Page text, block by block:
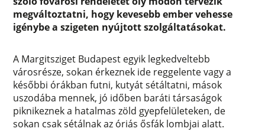
megváltoztatni, hogy kevesebb ember vehesse
igénybe a szigeten nyújtott szolgáltatásokat.
A Margitsziget Budapest egyik legkedveltebb
városrésze, sokan érkeznek ide reggelente vagy a
későbbi órákban futni, kutyát sétáltatni, mások
uszodába mennek, jó időben baráti társaságok
piknikeznek a hatalmas zöld gyepfelületeken, de
sokan csak sétálnak az óriás ősfák lombjai alatt.